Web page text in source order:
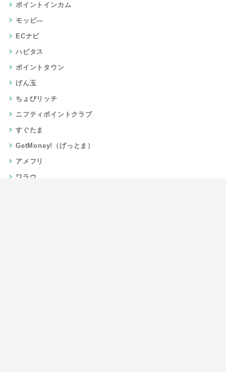
ポイントインカム
モッピ―
ECナビ
ハピタス
ポイントタウン
げん玉
ちょびリッチ
ニフティポイントクラブ
すぐたま
GetMoney!（げっとま）
アメフリ
ワラウ